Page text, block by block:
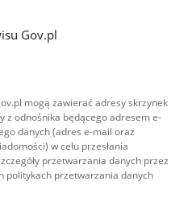
Gov.pl
mogą zawierać adresy skrzynek
z odnośnika będącego adresem e-
danych (adres e-mail oraz
w celu przesłania
przetwarzania danych przez
politykach przetwarzania danych